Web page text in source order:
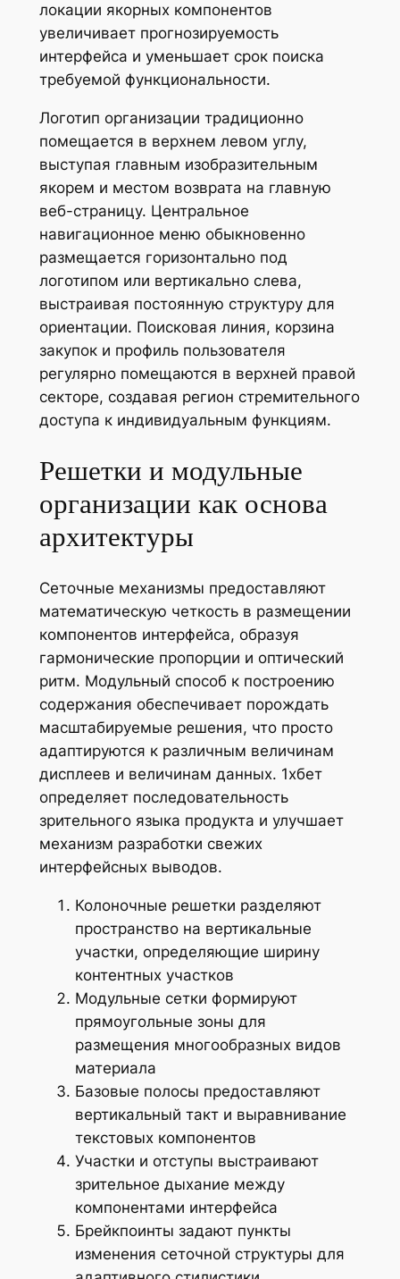
локации якорных компонентов
увеличивает прогнозируемость
интерфейса и уменьшает срок поиска
требуемой функциональности.
Логотип организации традиционно
помещается в верхнем левом углу,
выступая главным изобразительным
якорем и местом возврата на главную
веб-страницу. Центральное
навигационное меню обыкновенно
размещается горизонтально под
логотипом или вертикально слева,
выстраивая постоянную структуру для
ориентации. Поисковая линия, корзина
закупок и профиль пользователя
регулярно помещаются в верхней правой
секторе, создавая регион стремительного
доступа к индивидуальным функциям.
Решетки и модульные
организации как основа
архитектуры
Сеточные механизмы предоставляют
математическую четкость в размещении
компонентов интерфейса, образуя
гармонические пропорции и оптический
ритм. Модульный способ к построению
содержания обеспечивает порождать
масштабируемые решения, что просто
адаптируются к различным величинам
дисплеев и величинам данных. 1хбет
определяет последовательность
зрительного языка продукта и улучшает
механизм разработки свежих
интерфейсных выводов.
Колоночные решетки разделяют
пространство на вертикальные
участки, определяющие ширину
контентных участков
Модульные сетки формируют
прямоугольные зоны для
размещения многообразных видов
материала
Базовые полосы предоставляют
вертикальный такт и выравнивание
текстовых компонентов
Участки и отступы выстраивают
зрительное дыхание между
компонентами интерфейса
Брейкпоинты задают пункты
изменения сеточной структуры для